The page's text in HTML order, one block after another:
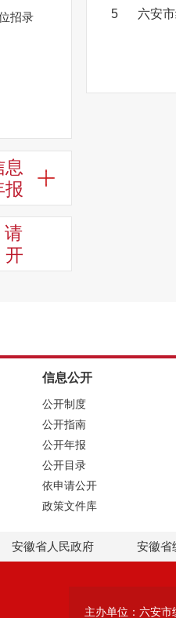
招录
息
报
开
5 六安
信息公开
公开制度
公开指南
公开年报
公开目录
依申请公开
政策文件库
安徽省人民政府 安徽省
主办单位：六安市